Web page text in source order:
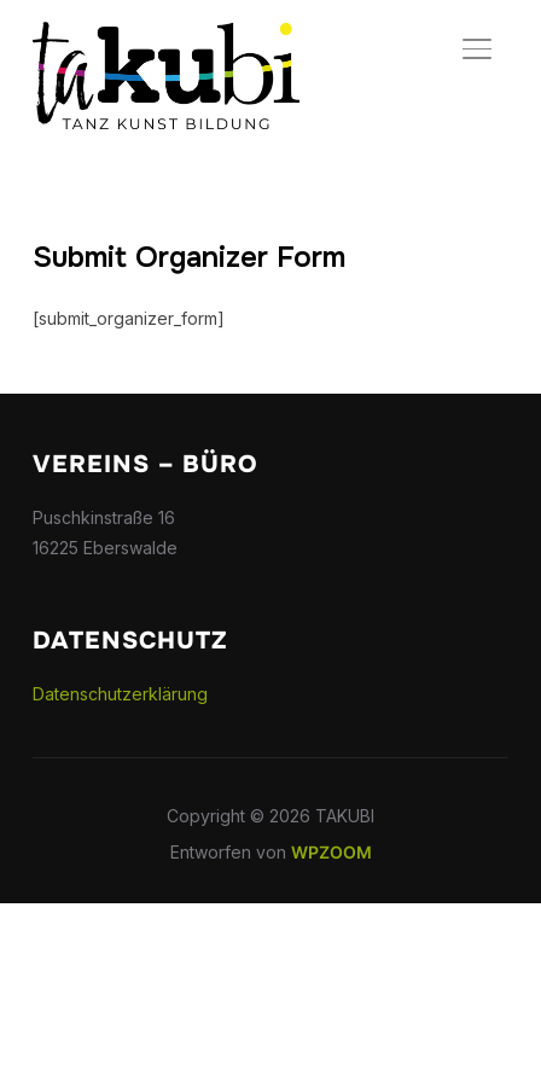
Submit Organizer Form
[submit_organizer_form]
VEREINS – BÜRO
Puschkinstraße 16
16225 Eberswalde
DATENSCHUTZ
Datenschutzerklärung
Copyright © 2026 TAKUBI
Entworfen von WPZOOM